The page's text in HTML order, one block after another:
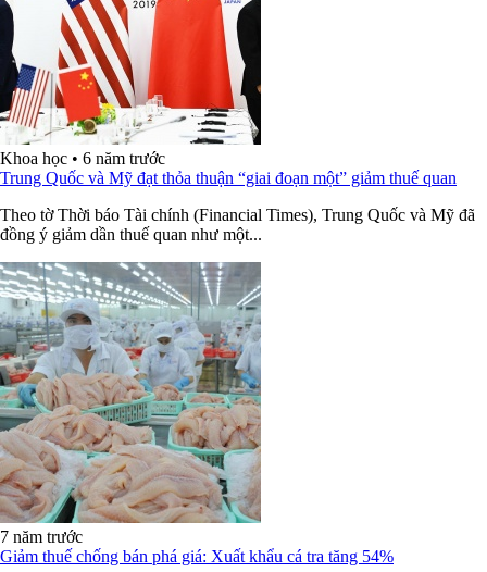
Khoa học • 6 năm trước
Trung Quốc và Mỹ đạt thỏa thuận “giai đoạn một” giảm thuế quan
Theo tờ Thời báo Tài chính (Financial Times), Trung Quốc và Mỹ đã
đồng ý giảm dần thuế quan như một...
7 năm trước
Giảm thuế chống bán phá giá: Xuất khẩu cá tra tăng 54%